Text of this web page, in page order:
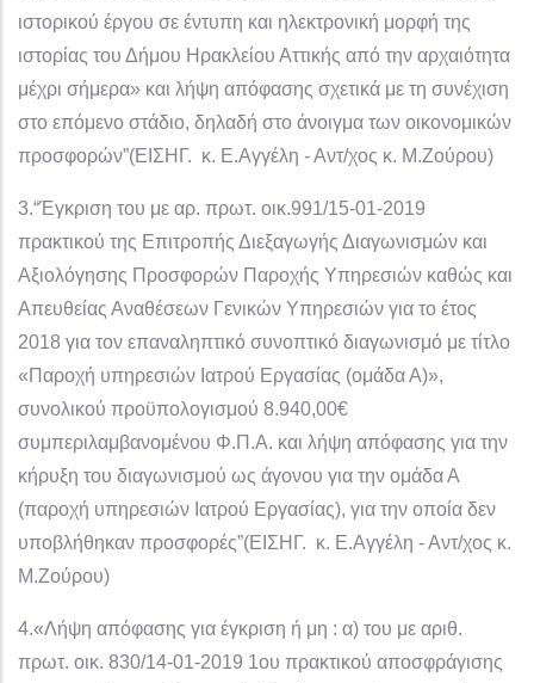
ιστορικού έργου σε έντυπη και ηλεκτρονική μορφή της
ιστορίας του Δήμου Ηρακλείου Αττικής από την αρχαιότητα
μέχρι σήμερα» και λήψη απόφασης σχετικά με τη συνέχιση
στο επόμενο στάδιο, δηλαδή στο άνοιγμα των οικονομικών
προσφορών”(ΕΙΣΗΓ. κ. Ε.Αγγέλη - Αντ/χος κ. Μ.Ζούρου)
3.“Έγκριση του με αρ. πρωτ. οικ.991/15-01-2019
πρακτικού της Επιτροπής Διεξαγωγής Διαγωνισμών και
Αξιολόγησης Προσφορών Παροχής Υπηρεσιών καθώς και
Απευθείας Αναθέσεων Γενικών Υπηρεσιών για το έτος
2018 για τον επαναληπτικό συνοπτικό διαγωνισμό με τίτλο
«Παροχή υπηρεσιών Ιατρού Εργασίας (ομάδα Α)»,
συνολικού προϋπολογισμού 8.940,00€
συμπεριλαμβανομένου Φ.Π.Α. και λήψη απόφασης για την
κήρυξη του διαγωνισμού ως άγονου για την ομάδα Α
(παροχή υπηρεσιών Ιατρού Εργασίας), για την οποία δεν
υποβλήθηκαν προσφορές”(ΕΙΣΗΓ. κ. Ε.Αγγέλη - Αντ/χος κ.
Μ.Ζούρου)
4.«Λήψη απόφασης για έγκριση ή μη : α) του με αριθ.
πρωτ. οικ. 830/14-01-2019 1ου πρακτικού αποσφράγισης